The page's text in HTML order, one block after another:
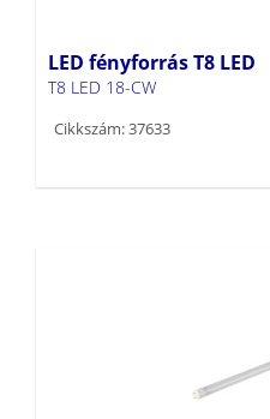
LED fényforrás T8 LED
T8 LED 18-CW
Cikkszám: 37633